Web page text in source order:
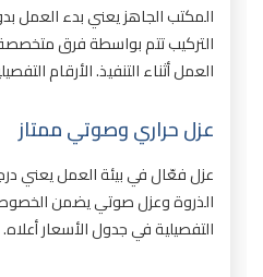
المكتب الجاهز يعني بدء العمل
التركيب تتم بواسطة فرق
العمل أثناء التنفيذ. الأرقام
عزل حراري وصوتي ممتاز
عزل فعّال في بيئة العمل يعني
الذروة وعزل صوتي يضمن
التفصيلية في جدول الأسعار أعلاه.